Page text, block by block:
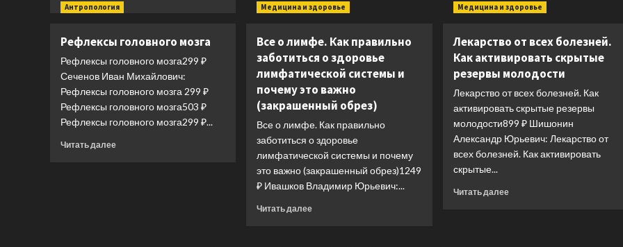
проблемы
с
дном
больше
антрополога.
Том
1.
палеозой.
2-
теория
стала
Антропология
Рефлексы головного мозга
Рефлексы головного мозга299 ₽
Сеченов Иван Михайлович:
Рефлексы головного мозга 299 ₽
Рефлексы головного мозга503 ₽
Рефлексы головного мозга299 ₽...
Читать далееПрочитать
Медицина и здоровье
Все о лимфе. Как правильно
заботиться о здоровье
лимфатической системы и
почему это важно
(закрашенный обрез)
Все о лимфе. Как правильно
заботиться о здоровье
лимфатической системы и почему
это важно (закрашенный обрез)1249
₽ Ивашков Владимир Юрьевич:...
Читать далееПрочитать
Медицина и здоровье
Лекарство от всех болезней.
Как активировать скрытые
резервы молодости
Лекарство от всех болезней. Как
активировать скрытые резервы
молодости899 ₽ Шишонин
Александр Юрьевич: Лекарство от
всех болезней. Как активировать
скрытые...
Читать далееПрочитать